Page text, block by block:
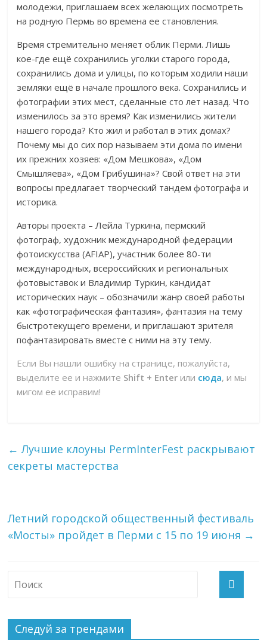
молодежи, приглашаем всех желающих посмотреть
на родную Пермь во времена ее становления.
Время стремительно меняет облик Перми. Лишь
кое-где ещё сохранились уголки старого города,
сохранились дома и улицы, по которым ходили наши
земляки ещё в начале прошлого века. Сохранились и
фотографии этих мест, сделанные сто лет назад. Что
изменилось за это время? Как изменились жители
нашего города? Кто жил и работал в этих домах?
Почему мы до сих пор называем эти дома по имени
их прежних хозяев: «Дом Мешкова», «Дом
Смышляева», «Дом Грибушина»? Свой ответ на эти
вопросы предлагает творческий тандем фотографа и
историка.
Авторы проекта – Лейла Туркина, пермский
фотограф, художник международной федерации
фотоискусства (AFIAP), участник более 80-ти
международных, всероссийских и региональных
фотовыставок и Владимир Туркин, кандидат
исторических наук – обозначили жанр своей работы
как «фотографическая фантазия», фантазия на тему
быстротекущего времени, и приглашают зрителя
пофантазировать вместе с ними на эту тему.
Если Вы нашли ошибку на странице, пожалуйста,
выделите ее и нажмите Shift + Enter или сюда, и мы
мигом ее исправим!
← Лучшие клоуны PermInterFest раскрывают
секреты мастерства
Летний городской общественный фестиваль
«Мосты» пройдет в Перми с 15 по 19 июня →
Следуй за трендами